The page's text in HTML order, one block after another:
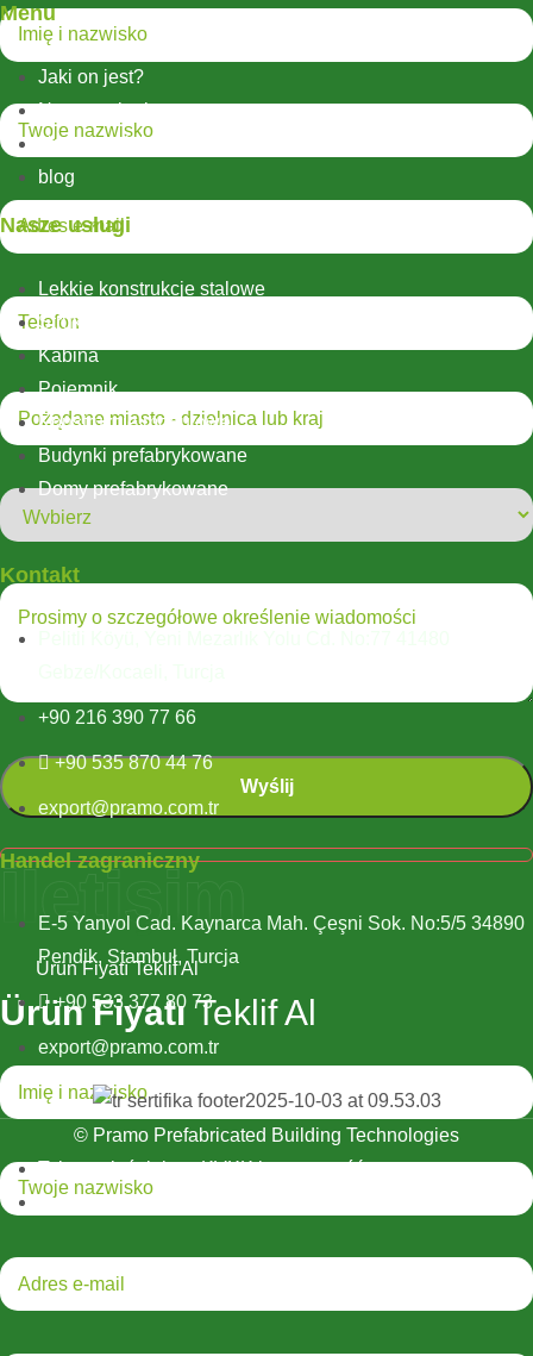
Menu
Jaki on jest?
Nasze usługi
Nasze projekty
blog
Nasze usługi
Lekkie konstrukcje stalowe
Struktury hybrydowe
Kabina
Pojemnik
Konstrukcje modułowe
Budynki prefabrykowane
Domy prefabrykowane
Kontakt
+90 216 390 77 66
+90 535 870 44 76
export@pramo.com.tr
Handel zagraniczny
E-5 Yanyol Cad. Kaynarca Mah. Çeşni Sok. No:5/5 34890
Pendik, Stambuł, Turcja
+90 533 377 80 73
export@pramo.com.tr
© Pramo Prefabricated Building Technologies
Tekst wyjaśniający KVKK i prywatność
Zasady i warunki
İletişim
Ürün Fiyatı Teklif Al
Ürün Fiyatı Teklif Al